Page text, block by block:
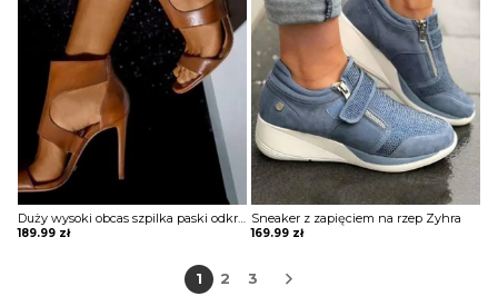
Duży wysoki obcas szpilka paski odkryte palce eleganckie kobiece buty sandałki szpilki Madelen
189.99 zł
Sneaker z zapięciem na rzep Zyhra
169.99 zł
1 2 3